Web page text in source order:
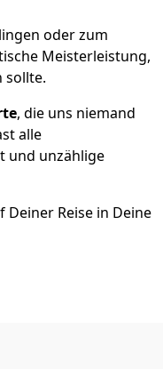
oder zum
Meisterleistung,
sollte.
, die uns niemand
alle
und unzählige
Reise in Deine